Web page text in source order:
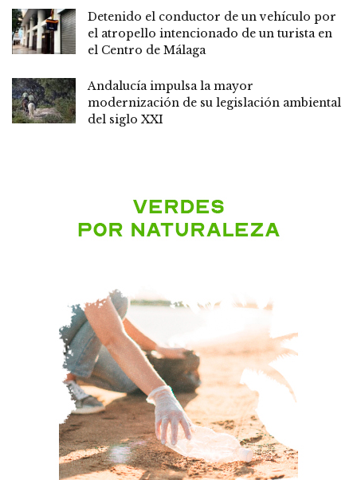
Detenido el conductor de un vehículo por
el atropello intencionado de un turista en
el Centro de Málaga
Andalucía impulsa la mayor
modernización de su legislación ambiental
del siglo XXI